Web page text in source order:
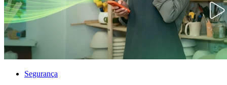
Segurança